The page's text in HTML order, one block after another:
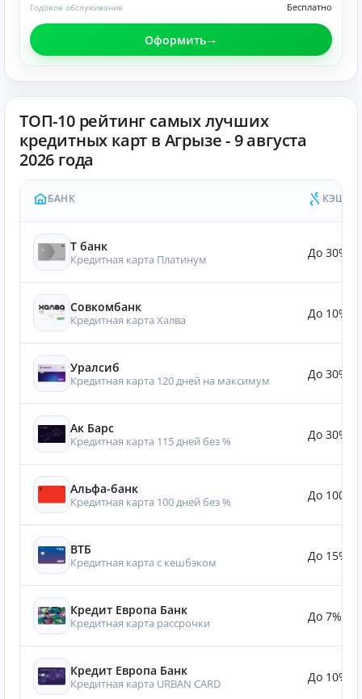
Бесплатно
Годовое обслуживание
Оформить
ТОП-10 рейтинг самых лучших
кредитных карт в Агрызе - 9 августа
2026 года
БАНК
Т банк
Кредитная карта Платинум До 30%
Совкомбанк
Кредитная карта Халва До 10%
Уралсиб
Кредитная карта 120 дней на максимум До 30%
Ак Барс
Кредитная карта 115 дней без % До 30%
Альфа-банк
Кредитная карта 100 дней без % До 100%
ВТБ
Кредитная карта с кешбэком До 15%
Кредит Европа Банк
Кредитная карта рассрочки До 7%
Кредит Европа Банк
Кредитная карта URBAN CARD До 10%